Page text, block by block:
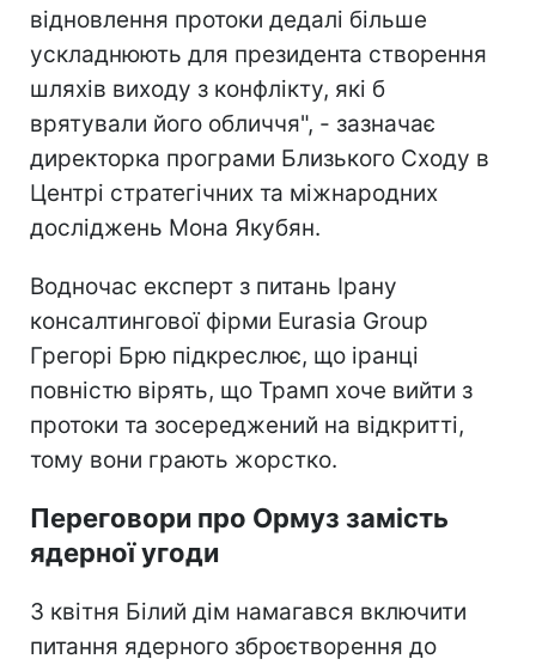
відновлення протоки дедалі більше
ускладнюють для президента створення
шляхів виходу з конфлікту, які б
врятували його обличчя", - зазначає
директорка програми Близького Сходу в
Центрі стратегічних та міжнародних
досліджень Мона Якубян.
Водночас експерт з питань Ірану
консалтингової фірми Eurasia Group
Грегорі Брю підкреслює, що іранці
повністю вірять, що Трамп хоче вийти з
протоки та зосереджений на відкритті,
тому вони грають жорстко.
Переговори про Ормуз замість
ядерної угоди
З квітня Білий дім намагався включити
питання ядерного зброєтворення до